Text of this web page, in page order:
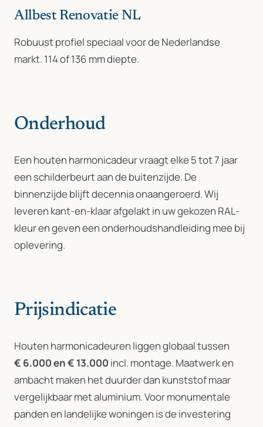
Allbest Renovatie NL
Robuust profiel speciaal voor de Nederlandse
markt. 114 of 136 mm diepte.
Onderhoud
Een houten harmonicadeur vraagt elke 5 tot 7 jaar
een schilderbeurt aan de buitenzijde. De
binnenzijde blijft decennia onaangeroerd. Wij
leveren kant-en-klaar afgelakt in uw gekozen RAL-
kleur en geven een onderhoudshandleiding mee bij
oplevering.
Prijsindicatie
Houten harmonicadeuren liggen globaal tussen
€ 6.000 en € 13.000 incl. montage. Maatwerk en
ambacht maken het duurder dan kunststof maar
vergelijkbaar met aluminium. Voor monumentale
panden en landelijke woningen is de investering